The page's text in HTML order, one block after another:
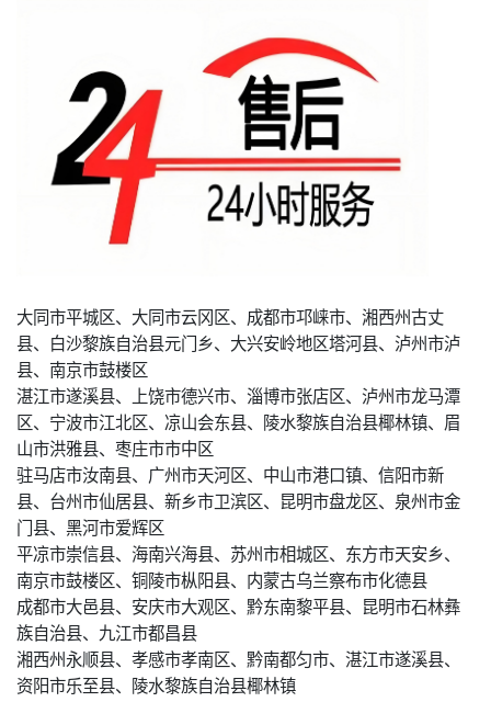
大同市平城区、大同市云冈区、成都市邛崃市、湘西州古丈
县、白沙黎族自治县元门乡、大兴安岭地区塔河县、泸州市泸
县、南京市鼓楼区
湛江市遂溪县、上饶市德兴市、淄博市张店区、泸州市龙马潭
区、宁波市江北区、凉山会东县、陵水黎族自治县椰林镇、眉
山市洪雅县、枣庄市市中区
驻马店市汝南县、广州市天河区、中山市港口镇、信阳市新
县、台州市仙居县、新乡市卫滨区、昆明市盘龙区、泉州市金
门县、黑河市爱辉区
平凉市崇信县、海南兴海县、苏州市相城区、东方市天安乡、
南京市鼓楼区、铜陵市枞阳县、内蒙古乌兰察布市化德县
成都市大邑县、安庆市大观区、黔东南黎平县、昆明市石林彝
族自治县、九江市都昌县
湘西州永顺县、孝感市孝南区、黔南都匀市、湛江市遂溪县、
资阳市乐至县、陵水黎族自治县椰林镇